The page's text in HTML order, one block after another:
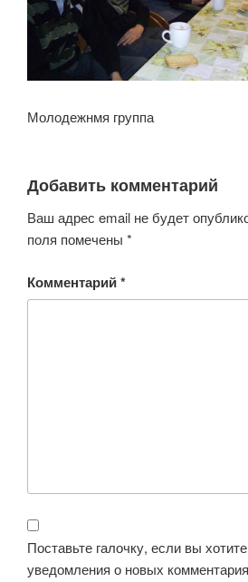
Молодежнмя группа
Добавить комментарий
Ваш адрес email не будет
поля помечены *
Комментарий*
Поставьте галочку, если вы
уведомления о новых